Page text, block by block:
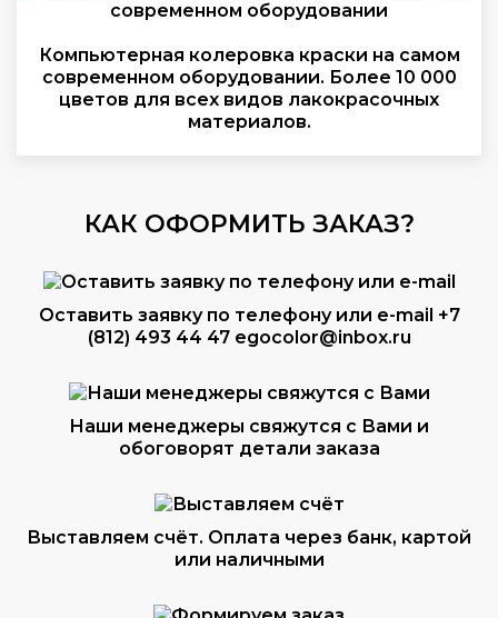
Компьютерная колеровка краски на самом
современном оборудовании. Более 10 000
цветов для всех видов лакокрасочных
материалов.
КАК ОФОРМИТЬ ЗАКАЗ?
Оставить заявку по телефону или e-mail +7
(812) 493 44 47 egocolor@inbox.ru
Наши менеджеры свяжутся с Вами и
обоговорят детали заказа
Выставляем счёт. Оплата через банк, картой
или наличными